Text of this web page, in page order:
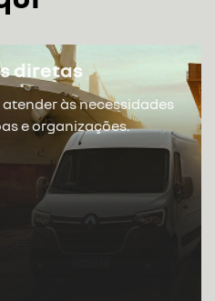
diretas
às necessidades
e organizações.